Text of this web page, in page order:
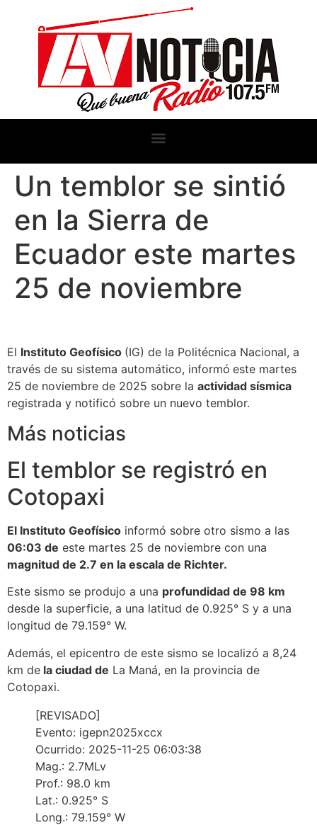
Un temblor se sintió
en la Sierra de
Ecuador este martes
25 de noviembre
El Instituto Geofísico (IG) de la Politécnica Nacional, a
través de su sistema automático, informó este martes
25 de noviembre de 2025 sobre la actividad sísmica
registrada y notificó sobre un nuevo temblor.
Más noticias
El temblor se registró en
Cotopaxi
El Instituto Geofísico informó sobre otro sismo a las
06:03 de este martes 25 de noviembre con una
magnitud de 2.7 en la escala de Richter.
Este sismo se produjo a una profundidad de 98 km
desde la superficie, a una latitud de 0.925° S y a una
longitud de 79.159° W.
Además, el epicentro de este sismo se localizó a 8,24
km de la ciudad de La Maná, en la provincia de
Cotopaxi.
[REVISADO]
Evento: igepn2025xccx
Ocurrido: 2025-11-25 06:03:38
Mag.: 2.7MLv
Prof.: 98.0 km
Lat.: 0.925° S
Long.: 79.159° W